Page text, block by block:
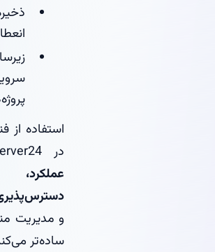
استفاده از
در iServer24 باعث بهبود
و مدیریت
ساده‌تر